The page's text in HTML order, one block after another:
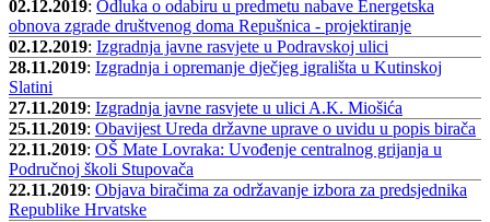
02.12.2019: Odluka o odabiru u predmetu nabave Energetska
obnova zgrade društvenog doma Repušnica - projektiranje
02.12.2019: Izgradnja javne rasvjete u Podravskoj ulici
28.11.2019: Izgradnja i opremanje dječjeg igrališta u Kutinskoj
Slatini
27.11.2019: Izgradnja javne rasvjete u ulici A.K. Miošića
25.11.2019: Obavijest Ureda državne uprave o uvidu u popis birača
22.11.2019: OŠ Mate Lovraka: Uvođenje centralnog grijanja u
Područnoj školi Stupovača
22.11.2019: Objava biračima za održavanje izbora za predsjednika
Republike Hrvatske